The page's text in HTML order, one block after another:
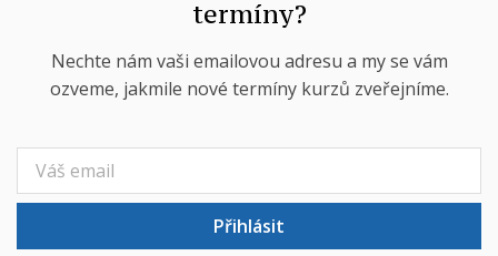
termíny?
Nechte nám vaši emailovou adresu a my se vám
ozveme, jakmile nové termíny kurzů zveřejníme.
Přihlásit